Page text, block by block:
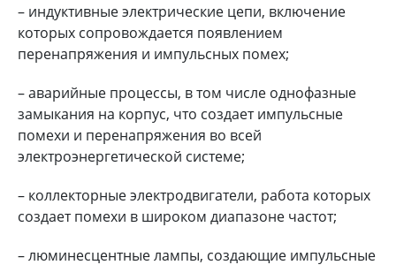
– индуктивные электрические цепи, включение
которых сопровождается появлением
перенапряжения и импульсных помех;
– аварийные процессы, в том числе однофазные
замыкания на корпус, что создает импульсные
помехи и перенапряжения во всей
электроэнергетической системе;
– коллекторные электродвигатели, работа которых
создает помехи в широком диапазоне частот;
– люминесцентные лампы, создающие импульсные